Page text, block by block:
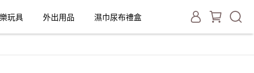
玩具 外出用品 濕巾尿布禮盒